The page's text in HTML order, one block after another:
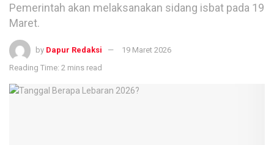
Pemerintah akan melaksanakan sidang isbat pada 19
Maret.
by Dapur Redaksi
19 Maret 2026
Reading Time: 2 mins read